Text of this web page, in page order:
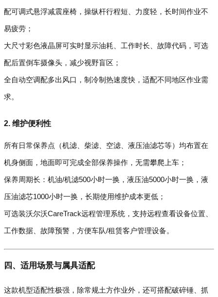
配可调式悬浮减震座椅，操纵杆行程短、力度轻，长时间作业不
易疲劳；
大尺寸彩色液晶屏可实时显示油耗、工作时长、故障代码，可选
配后置倒车摄像头，减少视野盲区；
全自动空调配多出风口，制冷制热速度快，适配不同地区作业需
求。
2. 维护便利性
所有日常保养点（机滤、柴滤、空滤、液压油滤芯等）均布置在
机身侧面，地面即可完成全部保养操作，无需攀爬上车；
保养周期长：机油/机滤500小时一换，液压油5000小时一换，液
压油滤芯1000小时一换，长期使用维护成本更低；
可选装沃尔沃CareTrack远程管理系统，支持远程查看设备位置、
工作数据、故障预警，方便车队/租赁客户管理设备。
四、适用场景与属具适配
这款机型适配性极强，除常规土方作业外，还可搭配破碎锤、抓